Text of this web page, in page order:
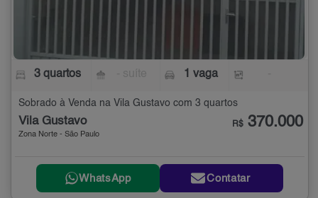
3 quartos 1 vaga
Sobrado à Venda na Vila Gustavo com 3 quartos
Vila Gustavo
Zona Norte - São Paulo
R$ 370.000
WhatsApp Contatar